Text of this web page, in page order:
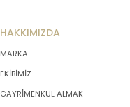
HAKKIMIZDA
MARKA
EKİBİMİZ
GAYRİMENKUL ALMAK